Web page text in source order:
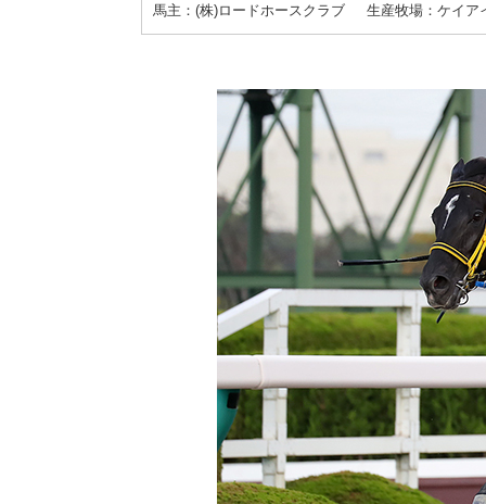
馬主：(株)ロードホースクラブ
生産牧場：ケイア